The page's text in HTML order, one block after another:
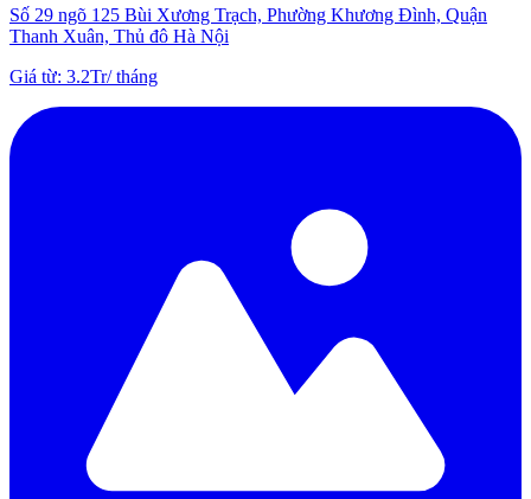
Số 29 ngõ 125 Bùi Xương Trạch, Phường Khương Đình, Quận
Thanh Xuân, Thủ đô Hà Nội
Giá từ: 3.2Tr/tháng